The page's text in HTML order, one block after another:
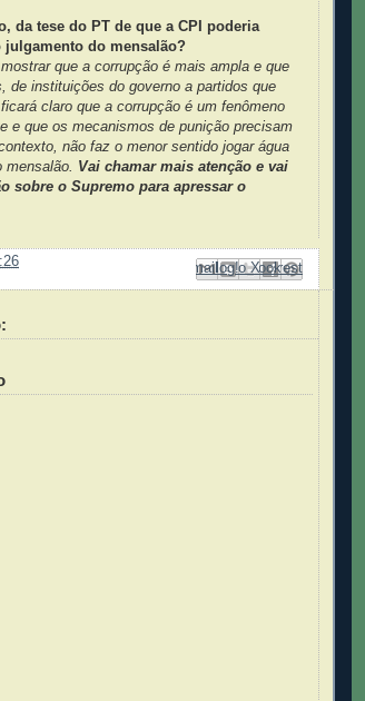
da tese do PT de que a CPI poderia
julgamento do mensalão?
que a corrupção é mais ampla e que
de instituições do governo a partidos que
claro que a corrupção é um fenômeno
e que os mecanismos de punição precisam
não faz o menor sentido jogar água
mensalão. Vai chamar mais atenção e vai
sobre o Supremo para apressar o
Enviar por e-mail
Postar no blog!
Compartilhar no X
Compartilhar no Facebook
Compartilhar com o Pinterest